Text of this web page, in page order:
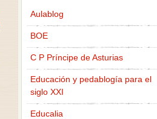
Aulablog
BOE
C P Príncipe de Asturias
Educación y pedablogía para el
siglo XXI
Educalia